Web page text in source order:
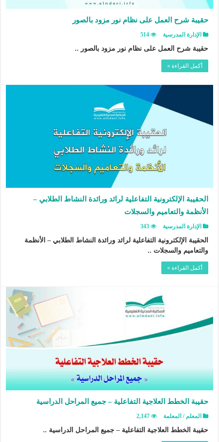
حقيبة شرح العمل على نظام نور مزود بالصور
الإدارة المدرسية 514
حقيبة شرح العمل على نظام نور مزود بالصور ..
أكمل القراءة »
الحقيبة الإلكترونية التفاعلية لرائد ورائدة النشاط الطلابي –
الأنظمة والتعاميم والسجلات
الإدارة المدرسية 343
الحقيبة الإلكترونية التفاعلية لرائد ورائدة النشاط الطلابي – الأنظمة
والتعاميم والسجلات ..
أكمل القراءة »
حقيبة الخطط العلاجية التفاعلية – جميع المراحل الدراسية
المعلم / المعلمة 2,147
حقيبة الخطط العلاجية التفاعلية – جميع المراحل الدراسية ..